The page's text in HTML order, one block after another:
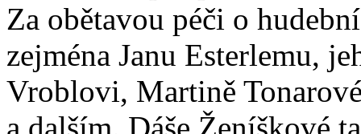
Za obětavou péči o
zejména Janu Esterlemu,
Vroblovi, Martině
a dalším. Dáše Ženíškové